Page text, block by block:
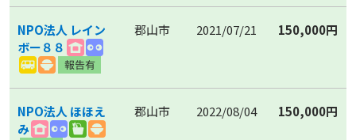
NPO法人 レイン
ボー８８
郡山市 2021/07/21 150,000円
NPO法人 ほほえ
み
郡山市 2022/08/04 150,000円